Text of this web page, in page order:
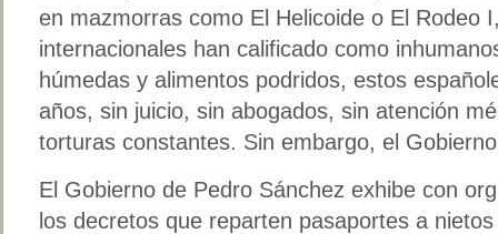
en mazmorras como El Helicoide o El Rodeo
internacionales han calificado como
húmedas y alimentos podridos, estos
años, sin juicio, sin abogados, sin atención
torturas constantes. Sin embargo, el
El Gobierno de Pedro Sánchez exhibe con
los decretos que reparten pasaportes a